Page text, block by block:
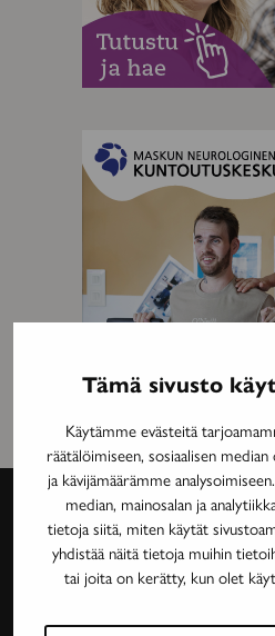
Tämä sivusto
Käytämme evästeitä
räätälöimiseen, sosiaalisen
ja kävijämäärämme
median, mainosalan ja
tietoja siitä, miten käytät
yhdistää näitä tietoja muihin
tai joita on kerätty, kun olet
Avain-